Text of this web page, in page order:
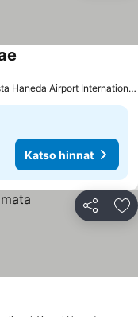
Haneda Airport
Katso hinnat
Jaa
hinnat